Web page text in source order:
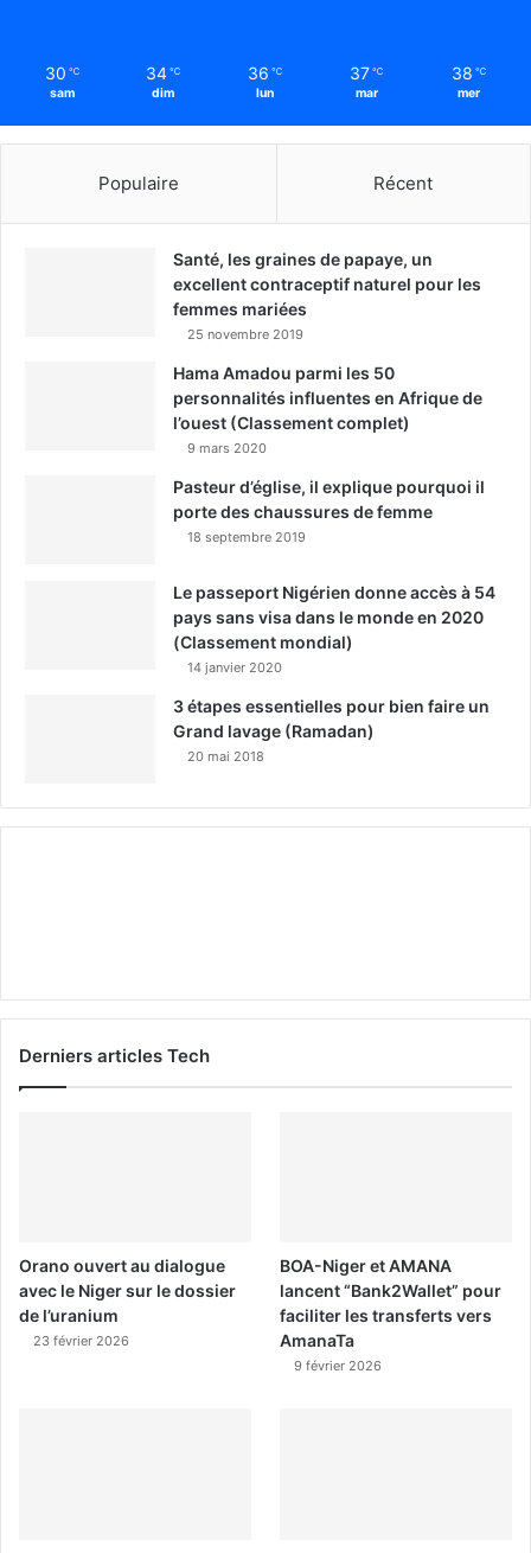
30 ℃
sam
34 ℃
dim
36 ℃
lun
37 ℃
mar
38 ℃
mer
Populaire Récent
Santé, les graines de papaye, un
excellent contraceptif naturel pour les
femmes mariées
25 novembre 2019
Hama Amadou parmi les 50
personnalités influentes en Afrique de
l’ouest (Classement complet)
9 mars 2020
Pasteur d’église, il explique pourquoi il
porte des chaussures de femme
18 septembre 2019
Le passeport Nigérien donne accès à 54
pays sans visa dans le monde en 2020
(Classement mondial)
14 janvier 2020
3 étapes essentielles pour bien faire un
Grand lavage (Ramadan)
20 mai 2018
Derniers articles Tech
Orano ouvert au dialogue
avec le Niger sur le dossier
de l’uranium
23 février 2026
BOA-Niger et AMANA
lancent “Bank2Wallet” pour
faciliter les transferts vers
AmanaTa
9 février 2026